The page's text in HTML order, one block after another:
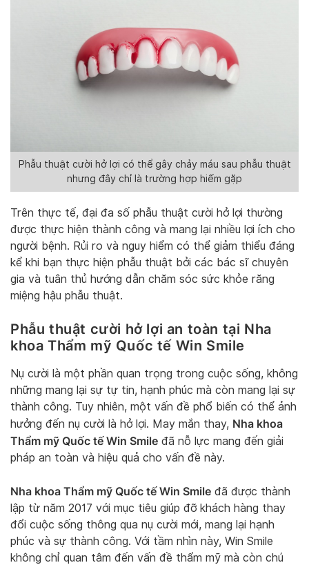
Phẫu thuật cười hở lợi có thể gây chảy máu sau phẫu thuật
nhưng đây chỉ là trường hợp hiếm gặp
Trên thực tế, đại đa số phẫu thuật cười hở lợi thường
được thực hiện thành công và mang lại nhiều lợi ích cho
người bệnh. Rủi ro và nguy hiểm có thể giảm thiểu đáng
kể khi bạn thực hiện phẫu thuật bởi các bác sĩ chuyên
gia và tuân thủ hướng dẫn chăm sóc sức khỏe răng
miệng hậu phẫu thuật.
Phẫu thuật cười hở lợi an toàn tại Nha
khoa Thẩm mỹ Quốc tế Win Smile
Nụ cười là một phần quan trọng trong cuộc sống, không
những mang lại sự tự tin, hạnh phúc mà còn mang lại sự
thành công. Tuy nhiên, một vấn đề phổ biến có thể ảnh
hưởng đến nụ cười là hở lợi. May mắn thay, Nha khoa
Thẩm mỹ Quốc tế Win Smile đã nỗ lực mang đến giải
pháp an toàn và hiệu quả cho vấn đề này.
Nha khoa Thẩm mỹ Quốc tế Win Smile đã được thành
lập từ năm 2017 với mục tiêu giúp đỡ khách hàng thay
đổi cuộc sống thông qua nụ cười mới, mang lại hạnh
phúc và sự thành công. Với tầm nhìn này, Win Smile
không chỉ quan tâm đến vấn đề thẩm mỹ mà còn chú